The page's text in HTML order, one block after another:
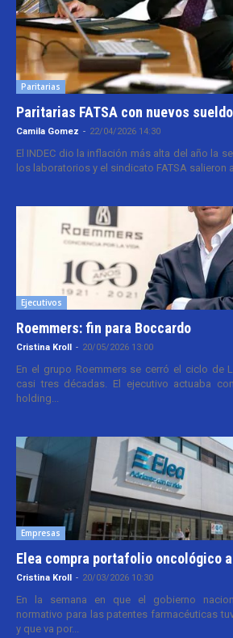
Paritarias
Paritarias FATSA con nuevos
Camila Gomez - 22/04/2026 14:30
El INDEC dio la inflación más alta del año la
los laboratorios y el sindicato FATSA salieron a
Ejecutivos
Roemmers: fin para Boccardo
Cristina Kroll - 20/05/2026 13:00
En el grupo Roemmers se cerró el ciclo de
casi tres décadas. El ejecutivo actuaba
holding...
Empresas
Elea compra portafolio oncológico
Cristina Kroll - 20/03/2026 10:30
En la semana en que el gobierno
normativo para las patentes farmacéuticas
y que va por...